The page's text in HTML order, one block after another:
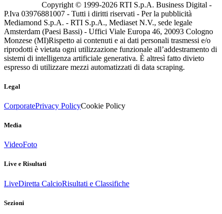
Copyright © 1999-2026 RTI S.p.A. Business Digital -
P.Iva 03976881007 - Tutti i diritti riservati - Per la pubblicità
Mediamond S.p.A. - RTI S.p.A., Mediaset N.V., sede legale
Amsterdam (Paesi Bassi) - Uffici Viale Europa 46, 20093 Cologno
Monzese (MI)Rispetto ai contenuti e ai dati personali trasmessi e/o
riprodotti è vietata ogni utilizzazione funzionale all’addestramento di
sistemi di intelligenza artificiale generativa. È altresì fatto divieto
espresso di utilizzare mezzi automatizzati di data scraping.
Legal
CorporatePrivacy PolicyCookie Policy
Media
VideoFoto
Live e Risultati
LiveDiretta CalcioRisultati e Classifiche
Sezioni